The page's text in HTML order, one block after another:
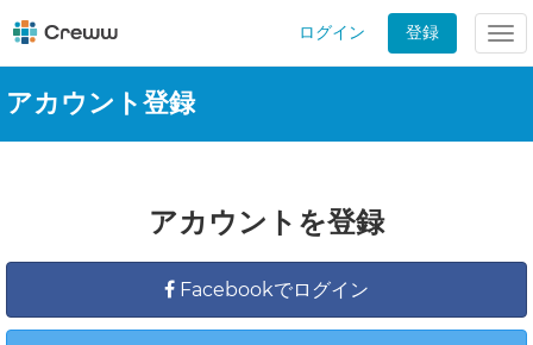
ログイン 登録
アカウント登録
アカウントを登録
Facebookでログイン